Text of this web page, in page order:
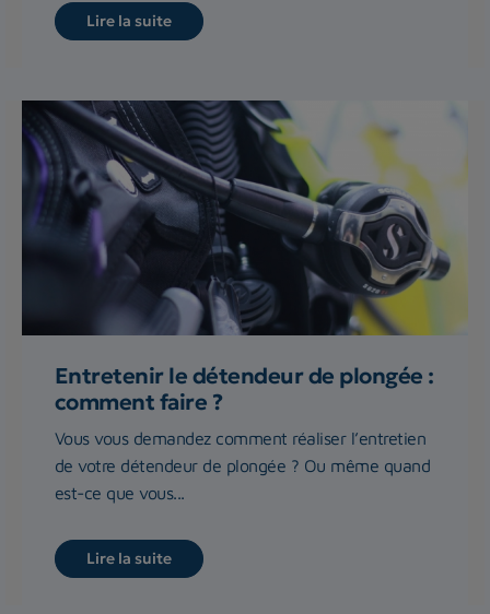
Lire la suite
Entretenir le détendeur de plongée :
comment faire ?
Vous vous demandez comment réaliser l’entretien
de votre détendeur de plongée ? Ou même quand
est-ce que vous...
Lire la suite